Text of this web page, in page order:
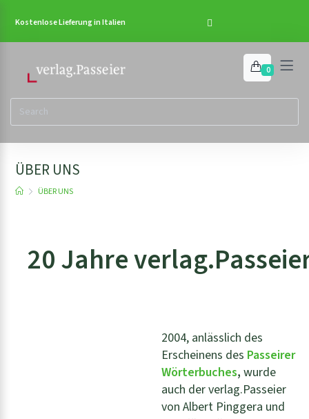
Kostenlose Lieferung in Italien
0
ÜBER UNS
ÜBER UNS
20 Jahre
2004, anlässlich des
Erscheinens des Passeirer
Wörterbuches, wurde
auch der verlag.Passeier
von Albert Pinggera und